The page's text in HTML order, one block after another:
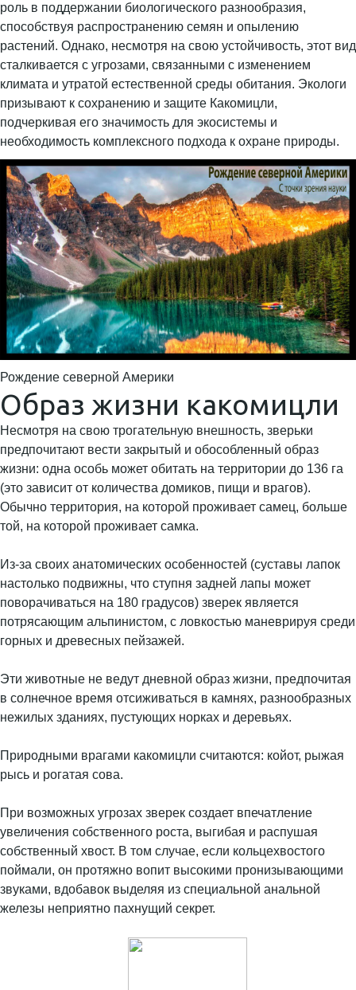
роль в поддержании биологического разнообразия,
способствуя распространению семян и опылению
растений. Однако, несмотря на свою устойчивость, этот вид
сталкивается с угрозами, связанными с изменением
климата и утратой естественной среды обитания. Экологи
призывают к сохранению и защите Какомицли,
подчеркивая его значимость для экосистемы и
необходимость комплексного подхода к охране природы.
Рождение северной Америки
Образ жизни какомицли
Несмотря на свою трогательную внешность, зверьки
предпочитают вести закрытый и обособленный образ
жизни: одна особь может обитать на территории до 136 га
(это зависит от количества домиков, пищи и врагов).
Обычно территория, на которой проживает самец, больше
той, на которой проживает самка.
Из-за своих анатомических особенностей (суставы лапок
настолько подвижны, что ступня задней лапы может
поворачиваться на 180 градусов) зверек является
потрясающим альпинистом, с ловкостью маневрируя среди
горных и древесных пейзажей.
Эти животные не ведут дневной образ жизни, предпочитая
в солнечное время отсиживаться в камнях, разнообразных
нежилых зданиях, пустующих норках и деревьях.
Природными врагами какомицли считаются: койот, рыжая
рысь и рогатая сова.
При возможных угрозах зверек создает впечатление
увеличения собственного роста, выгибая и распушая
собственный хвост. В том случае, если кольцехвостого
поймали, он протяжно вопит высокими пронизывающими
звуками, вдобавок выделяя из специальной анальной
железы неприятно пахнущий секрет.